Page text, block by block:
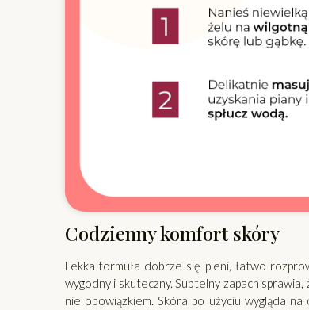
Codzienny komfort skóry
Lekka formuła dobrze się pieni, łatwo
wygodny i skuteczny. Subtelny zapach
nie obowiązkiem. Skóra po użyciu wygląda